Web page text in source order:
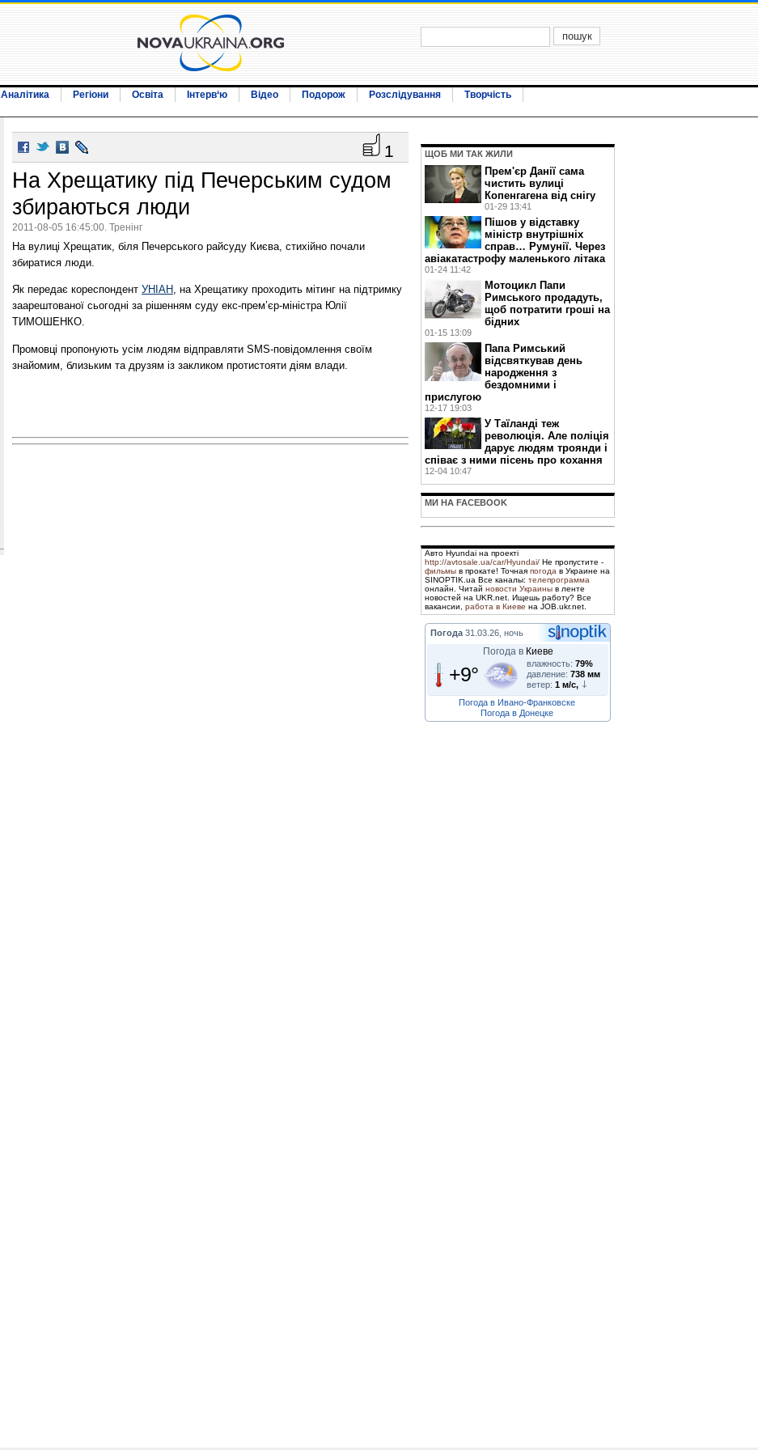
Аналітика Регіони Освіта Інтерв‘ю Відео Подорож Розслідування
Творчість
1
На Хрещатику під Печерським судом
збираються люди
2011-08-05 16:45:00. Тренінг
На вулиці Хрещатик, біля Печерського райсуду Києва, стихійно почали
збиратися люди.
Як передає кореспондент УНІАН, на Хрещатику проходить мітинг на підтримку
заарештованої сьогодні за рішенням суду екс-прем’єр-міністра Юлії
ТИМОШЕНКО.
Промовці пропонують усім людям відправляти SMS-повідомлення своїм
знайомим, близьким та друзям із закликом протистояти діям влади.
ЩОБ МИ ТАК ЖИЛИ
Прем'єр Данії сама
чистить вулиці
Копенгагена від снігу
01-29 13:41
Пішов у відставку
міністр внутрішніх
справ… Румунії. Через
авіакатастрофу маленького літака
01-24 11:42
Мотоцикл Папи
Римського продадуть,
щоб потратити гроші на
бідних
01-15 13:09
Папа Римський
відсвяткував день
народження з
бездомними і
прислугою
12-17 19:03
У Таїланді теж
революція. Але поліція
дарує людям троянди і
співає з ними пісень про кохання
12-04 10:47
МИ НА FACEBOOK
Авто Hyundai на проекті
http://avtosale.ua/car/Hyundai/ Не пропустите -
фильмы в прокате! Точная погода в Украине на
SINOPTIK.ua Все каналы: телепрограмма
онлайн. Читай новости Украины в ленте
новостей на UKR.net. Ищешь работу? Все
вакансии, работа в Киеве на JOB.ukr.net.
Погода 31.03.26, ночь
Погода в Киеве
+9° влажность: 79%
давление: 738 мм
ветер: 1 м/с,
Погода в Ивано-Франковске
Погода в Донецке